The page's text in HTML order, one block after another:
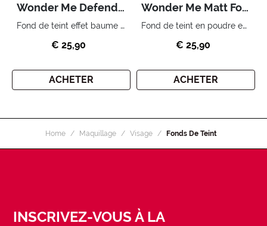
Wonder Me Defender SPF 50
Fond de teint effet baume Haute protection et légèreté
€ 25,90
ACHETER
Wonder Me Matt Foundation
Fond de teint en poudre effet matte
€ 25,90
ACHETER
Home Maquillage Visage Fonds De Teint
INSCRIVEZ-VOUS À LA